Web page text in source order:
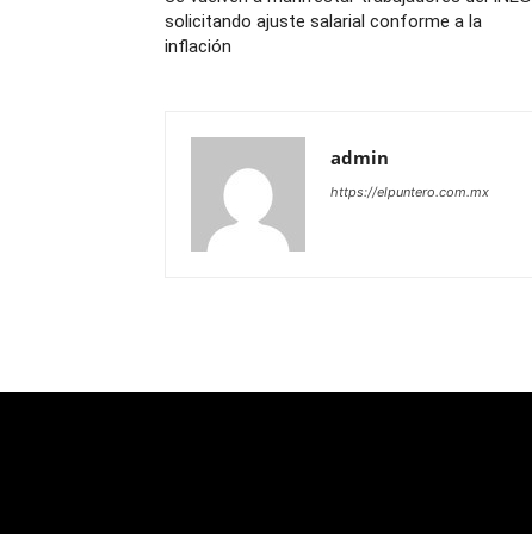
solicitando ajuste salarial conforme a la
inflación
admin
https://elpuntero.com.mx